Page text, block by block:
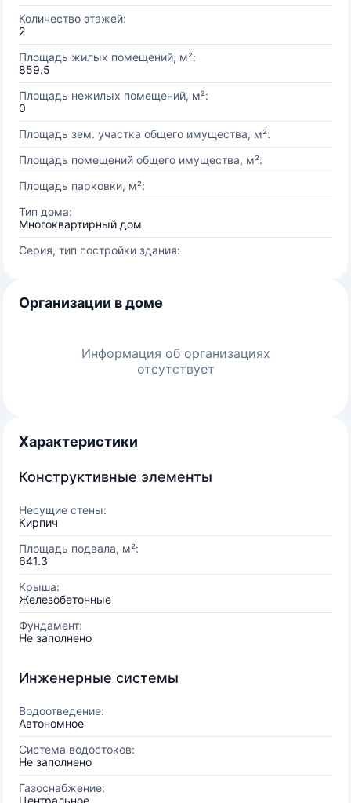
Количество этажей:
2
Площадь жилых помещений, м²:
859.5
Площадь нежилых помещений, м²:
0
Площадь зем. участка общего имущества, м²:
Площадь помещений общего имущества, м²:
Площадь парковки, м²:
Тип дома:
Многоквартирный дом
Серия, тип постройки здания:
Организации в доме
Информация об организациях
отсутствует
Характеристики
Конструктивные элементы
Несущие стены:
Кирпич
Площадь подвала, м²:
641.3
Крыша:
Железобетонные
Фундамент:
Не заполнено
Инженерные системы
Водоотведение:
Автономное
Система водостоков:
Не заполнено
Газоснабжение:
Центральное